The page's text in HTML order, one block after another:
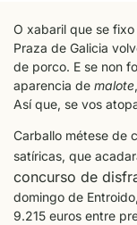
O xabaril que se
Praza de Galicia
de porco. E se non
aparencia de malote
Así que, se vos
Carballo métese de
satíricas, que
concurso de
domingo de
9.215 euros entre